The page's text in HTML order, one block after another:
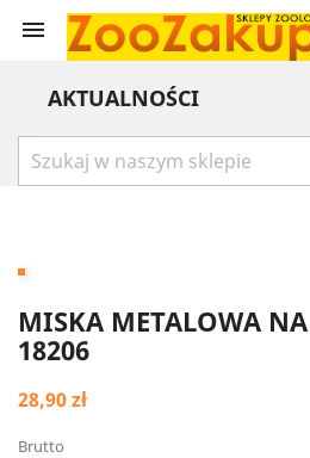

AKTUALNOŚCI
MISKA METALOWA
18206
28,90 zł
Brutto